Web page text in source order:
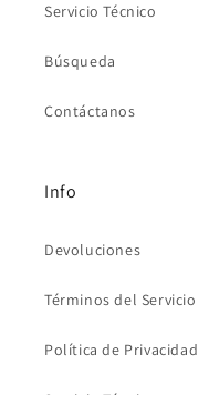
Servicio Técnico
Búsqueda
Contáctanos
Info
Devoluciones
Términos del Servicio
Política de Privacidad